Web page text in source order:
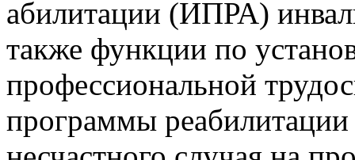
абилитации (ИПРА)
также функции по
профессиональной
программы реабилитации